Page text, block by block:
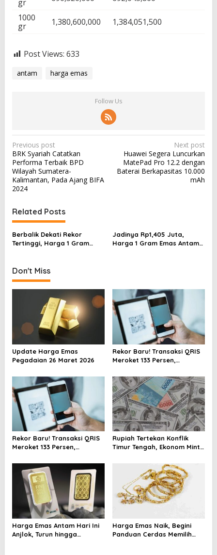
gr
1000
gr
1,380,600,000 1,384,051,500
Post Views: 633
antam harga emas
Follow Us
P
o
s
t
a
v
i
a
t
i
Previous post
BRK Syariah Catatkan
Performa Terbaik BPD
Wilayah Sumatera-
Kalimantan, Pada Ajang BIFA
2024
Next post
Huawei Segera Luncurkan
MatePad Pro 12.2 dengan
Baterai Berkapasitas 10.000
mAh
Related Posts
Berbalik Dekati Rekor
Tertinggi, Harga 1 Gram
Jadinya Rp1,405 Juta,
Harga 1 Gram Emas Antam
Don't Miss
Update Harga Emas
Pegadaian 26 Maret 2026
Rekor Baru! Transaksi QRIS
Meroket 133 Persen,
Masif
Rekor Baru! Transaksi QRIS
Meroket 133 Persen,
Masif
Rupiah Tertekan Konflik
Timur Tengah, Ekonom Minta
Langkah Antisipasi Jangka
Harga Emas Antam Hari Ini
Anjlok, Turun hingga
Harga Emas Naik, Begini
Panduan Cerdas Memilih